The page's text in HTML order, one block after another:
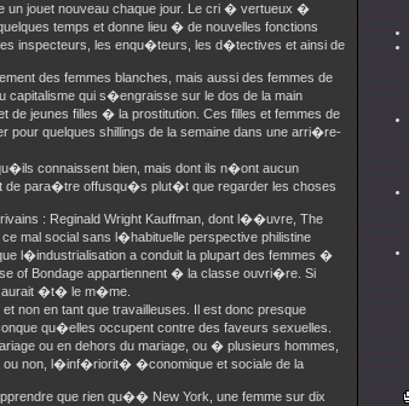
un jouet nouveau chaque jour. Le cri � vertueux �
temps et donne lieu � de nouvelles fonctions
inspecteurs, les enqu�teurs, les d�tectives et ainsi de
des femmes blanches, mais aussi des femmes de
capitalisme qui s�engraisse sur le dos de la main
jeunes filles � la prostitution. Ces filles et femmes de
pour quelques shillings de la semaine dans une arri�re-
connaissent bien, mais dont ils n�ont aucun
de para�tre offusqu�s plut�t que regarder les choses
: Reginald Wright Kauffman, dont l��uvre, The
mal social sans l�habituelle perspective philistine
l�industrialisation a conduit la plupart des femmes �
of Bondage appartiennent � la classe ouvri�re. Si
aurait �t� le m�me.
non en tant que travailleuses. Il est donc presque
qu�elles occupent contre des faveurs sexuelles.
ou en dehors du mariage, ou � plusieurs hommes,
non, l�inf�riorit� �conomique et sociale de la
que rien qu�� New York, une femme sur dix